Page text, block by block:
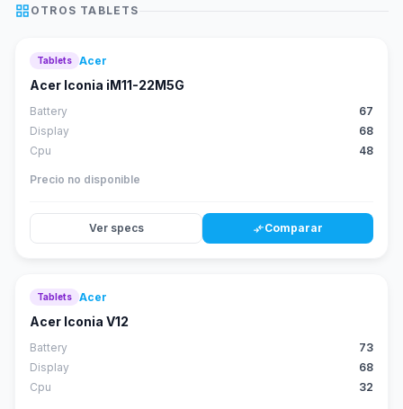
grid_view OTROS TABLETS
Tablets Acer
Acer Iconia iM11-22M5G
Battery
67
Display
68
Cpu
48
Precio no disponible
Ver specs compare_arrowsComparar
Tablets Acer
Acer Iconia V12
Battery
73
Display
68
Cpu
32